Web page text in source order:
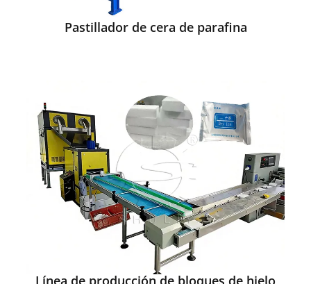
Pastillador de cera de parafina
Línea de producción de bloques de hielo